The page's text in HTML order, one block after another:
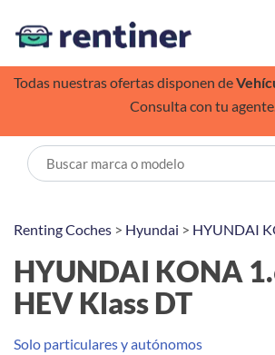
Todas nuestras ofertas disponen de
Consulta con tu
Renting Coches > Hyundai > HYUNDAI
HYUNDAI KONA
HEV Klass DT
Solo particulares y autónomos